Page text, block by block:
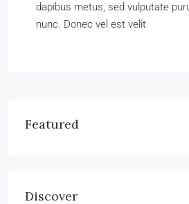
dapibus metus, sed vulputate
nunc. Donec vel est velit
Featured
Discover